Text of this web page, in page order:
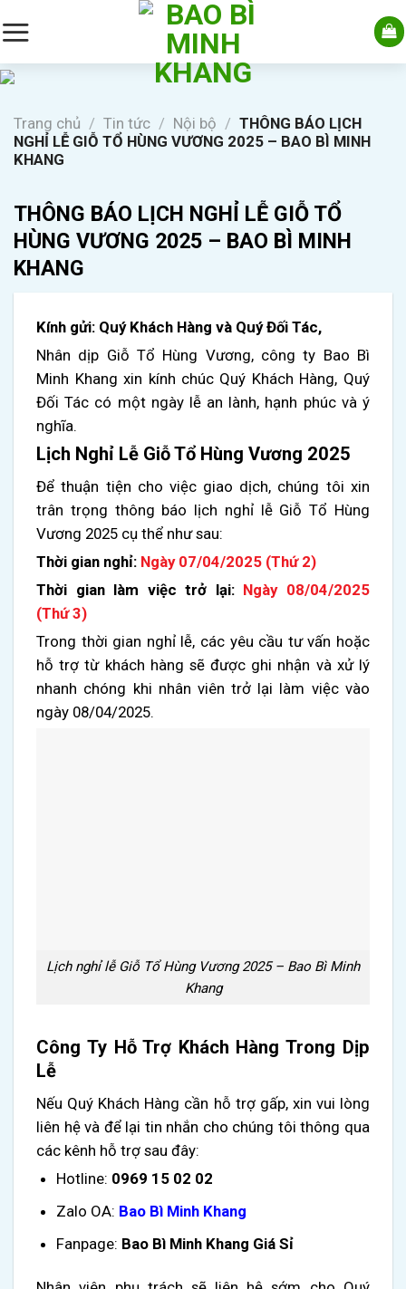
to
Trang chủ / Tin tức / Nội bộ / THÔNG BÁO LỊCH
NGHỈ LỄ GIỖ TỔ HÙNG VƯƠNG 2025 – BAO BÌ MINH
KHANG
THÔNG BÁO LỊCH NGHỈ LỄ GIỖ TỔ
HÙNG VƯƠNG 2025 – BAO BÌ MINH
KHANG
Kính gửi: Quý Khách Hàng và Quý Đối Tác,
Nhân dịp Giỗ Tổ Hùng Vương, công ty Bao Bì
Minh Khang xin kính chúc Quý Khách Hàng, Quý
Đối Tác có một ngày lễ an lành, hạnh phúc và ý
nghĩa.
Lịch Nghỉ Lễ Giỗ Tổ Hùng Vương 2025
Để thuận tiện cho việc giao dịch, chúng tôi xin
trân trọng thông báo lịch nghỉ lễ Giỗ Tổ Hùng
Vương 2025 cụ thể như sau:
Thời gian nghỉ: Ngày 07/04/2025 (Thứ 2)
Thời gian làm việc trở lại: Ngày 08/04/2025
(Thứ 3)
Trong thời gian nghỉ lễ, các yêu cầu tư vấn hoặc
hỗ trợ từ khách hàng sẽ được ghi nhận và xử lý
nhanh chóng khi nhân viên trở lại làm việc vào
ngày 08/04/2025.
Lịch nghỉ lễ Giỗ Tổ Hùng Vương 2025 – Bao Bì Minh
Khang
Công Ty Hỗ Trợ Khách Hàng Trong Dịp
Lễ
Nếu Quý Khách Hàng cần hỗ trợ gấp, xin vui lòng
liên hệ và để lại tin nhắn cho chúng tôi thông qua
các kênh hỗ trợ sau đây:
Hotline: 0969 15 02 02
Zalo OA: Bao Bì Minh Khang
Fanpage: Bao Bì Minh Khang Giá Sỉ